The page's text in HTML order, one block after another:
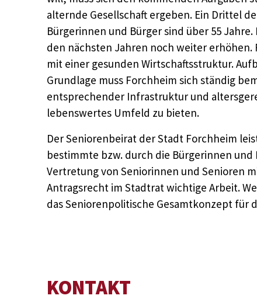
alternde Gesellschaft ergeben. Ein Drittel
Bürgerinnen und Bürger sind über 55
den nächsten Jahren noch weiter erhöhen.
mit einer gesunden Wirtschaftsstruktur.
Grundlage muss Forchheim sich ständig
entsprechender Infrastruktur und
lebenswertes Umfeld zu bieten.
Der Seniorenbeirat der Stadt Forchheim
bestimmte bzw. durch die Bürgerinnen und
Vertretung von Seniorinnen und Senioren
Antragsrecht im Stadtrat wichtige Arbeit.
das Seniorenpolitische Gesamtkonzept für
KONTAKT